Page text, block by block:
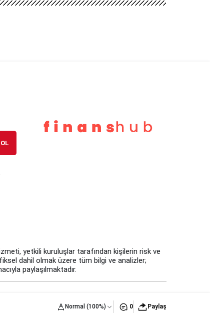
Normal (100%) 0 Paylaş
yetkili kuruluşlar tarafından kişilerin risk ve
dahil olmak üzere tüm bilgi ve analizler;
paylaşılmaktadır.